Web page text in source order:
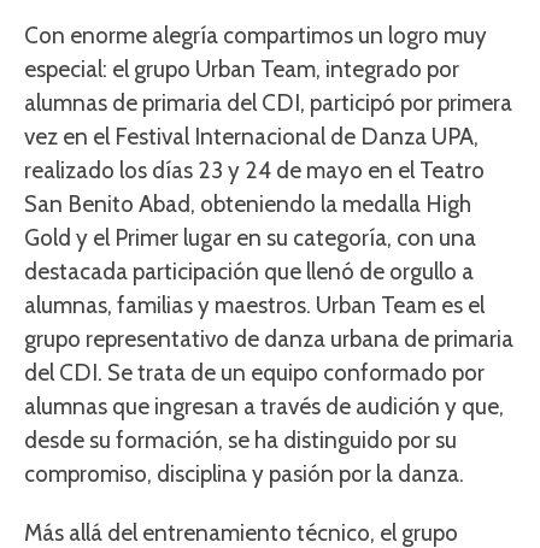
Con enorme alegría compartimos un logro muy
especial: el grupo Urban Team, integrado por
alumnas de primaria del CDI, participó por primera
vez en el Festival Internacional de Danza UPA,
realizado los días 23 y 24 de mayo en el Teatro
San Benito Abad, obteniendo la medalla High
Gold y el Primer lugar en su categoría, con una
destacada participación que llenó de orgullo a
alumnas, familias y maestros. Urban Team es el
grupo representativo de danza urbana de primaria
del CDI. Se trata de un equipo conformado por
alumnas que ingresan a través de audición y que,
desde su formación, se ha distinguido por su
compromiso, disciplina y pasión por la danza.
Más allá del entrenamiento técnico, el grupo